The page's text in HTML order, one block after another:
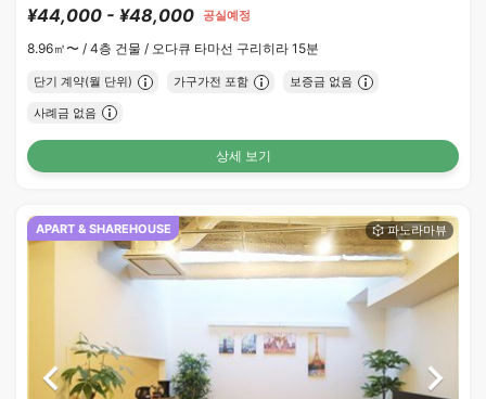
¥44,000 - ¥48,000 공실예정
8.96㎡〜 / 4층 건물 / 오다큐 타마선 구리히라 15분
단기 계약(월 단위) 가구가전 포함 보증금 없음
사례금 없음
상세 보기
APART & SHAREHOUSE